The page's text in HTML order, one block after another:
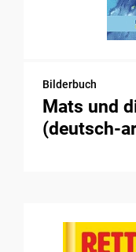
Bilderbuch
Mats und
(deutsch-